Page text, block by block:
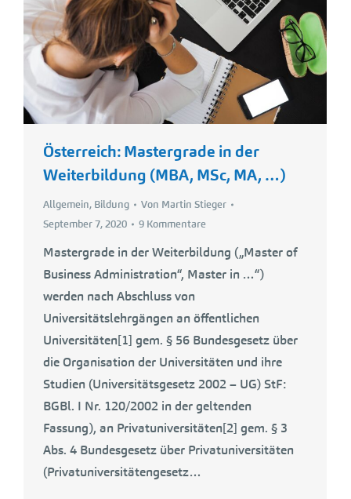
Österreich: Mastergrade in der
Weiterbildung (MBA, MSc, MA, …)
Allgemein, Bildung Von Martin Stieger
September 7, 2020
9 Kommentare
Mastergrade in der Weiterbildung („Master of
Business Administration“, Master in …“)
werden nach Abschluss von
Universitätslehrgängen an öffentlichen
Universitäten[1] gem. § 56 Bundesgesetz über
die Organisation der Universitäten und ihre
Studien (Universitätsgesetz 2002 – UG) StF:
BGBl. I Nr. 120/2002 in der geltenden
Fassung), an Privatuniversitäten[2] gem. § 3
Abs. 4 Bundesgesetz über Privatuniversitäten
(Privatuniversitätengesetz…